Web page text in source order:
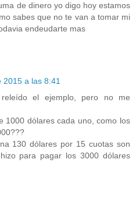
de dinero yo digo hoy estamos
sabes que no te van a tomar mi
endeudarte mas
2015 a las 8:41
el ejemplo, pero no me
1000 dólares cada uno, como los
130 dólares por 15 cuotas son
para pagar los 3000 dólares